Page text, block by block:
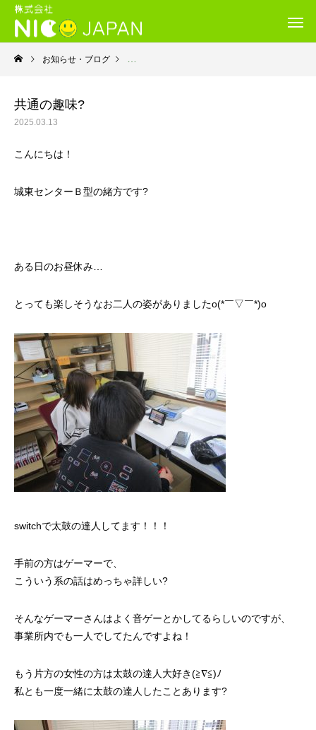
お知らせ・ブログ 就労継続支援Ｂ型・ニコサービス城東センター
共通の趣味?
2025.03.13
こんにちは！
城東センターＢ型の緒方です?
ある日のお昼休み…
とっても楽しそうなお二人の姿がありましたo(*￣▽￣*)o
switchで太鼓の達人してます！！！
手前の方はゲーマーで、
こういう系の話はめっちゃ詳しい?
そんなゲーマーさんはよく音ゲーとかしてるらしいのですが、
事業所内でも一人でしてたんですよね！
もう片方の女性の方は太鼓の達人大好き(≧∇≦)ﾉ
私とも一度一緒に太鼓の達人したことあります?